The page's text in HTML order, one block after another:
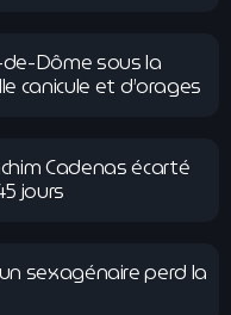
Dôme sous la
canicule et d’orages
Cadenas écarté
jours
sexagénaire perd la